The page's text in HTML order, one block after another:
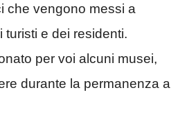
che vengono messi a
turisti e dei residenti.
per voi alcuni musei,
durante la permanenza a